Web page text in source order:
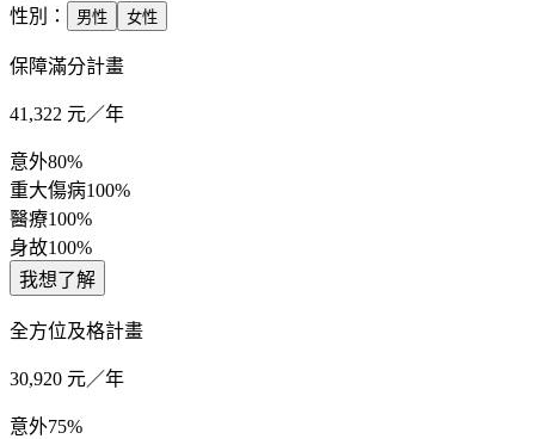
性別：
男性 女性
保障滿分計畫
41,322 元／年
意外80%
重大傷病100%
醫療100%
身故100%
我想了解
全方位及格計畫
30,920 元／年
意外75%